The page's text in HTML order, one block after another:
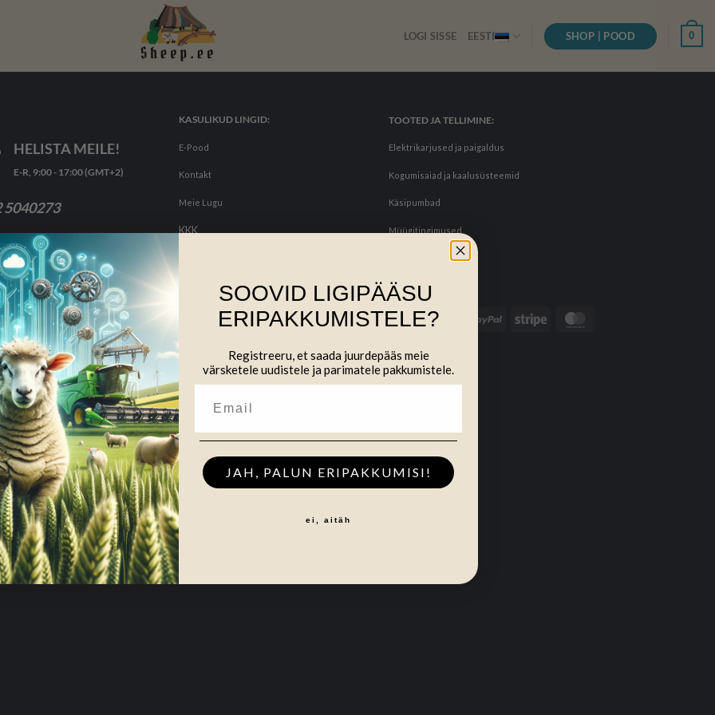
LOGI SISSE EESTI SHOP | POOD 0
HELISTA MEILE!
E-R, 9:00 - 17:00 (GMT+2)
5040273
KASULIKUD LINGID:
E-Pood
Kontakt
Meie Lugu
KKK
TOOTED JA TELLIMINE:
Elektrikarjused ja paigaldus
Kogumisaiad ja kaalusüsteemid
Käsipumbad
Müügitingimused
SOOVID LIGIPÄÄSU
ERIPAKKUMISTELE?
Registreeru, et saada juurdepääs meie
värsketele uudistele ja parimatele pakkumistele.
JAH, PALUN ERIPAKKUMISI!
ei, aitäh